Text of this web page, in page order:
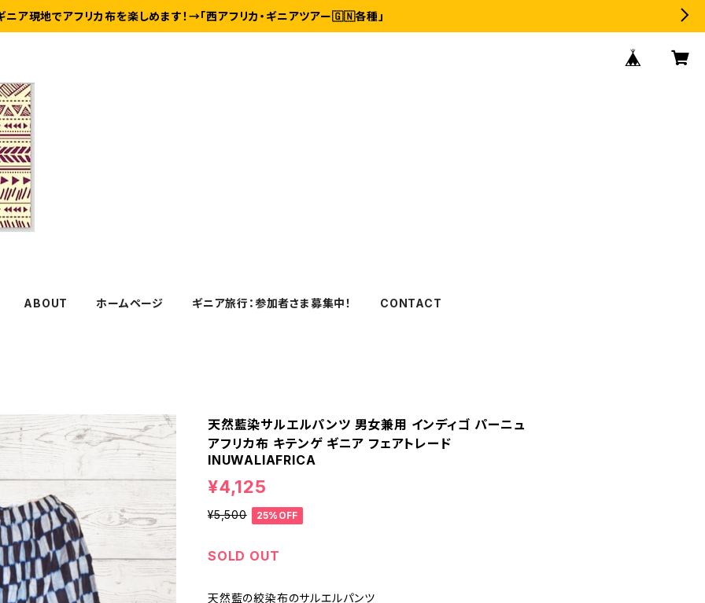
ニア現地でアフリカ布を楽しめます！→「西アフリカ・ギニアツアー🇬🇳各種」
ABOUT ホームページ ギニア旅行：参加者さま募集中！ CONTACT
天然藍染サルエルパンツ 男女兼用 インディゴ パーニュ
アフリカ布 キテンゲ ギニア フェアトレード
INUWALIAFRICA
¥4,125
¥5,500 25%OFF
SOLD OUT
天然藍の絞染布のサルエルパンツ